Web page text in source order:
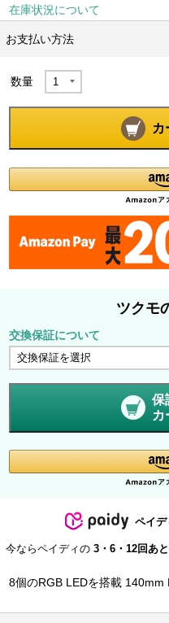
在庫状況について
お支払い方法
数量
カ
ツクモ
交換保証について
保
カ
ペイデ
今ならペイディの 3・6・12回あ
8個のRGB LEDを搭載 140mm